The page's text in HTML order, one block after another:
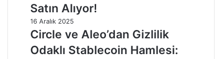
Satın Alıyor!
16 Aralık 2025
Circle ve Aleo’dan Gizlilik
Odaklı Stablecoin Hamlesi: